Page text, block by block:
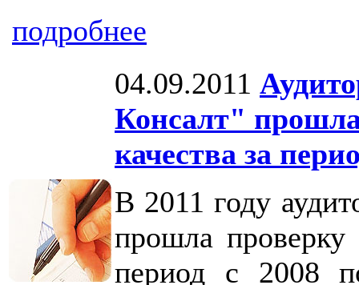
подробнее
04.09.2011
Консалт"
качества за
В 2011 году
прошла проверку
период с 2008